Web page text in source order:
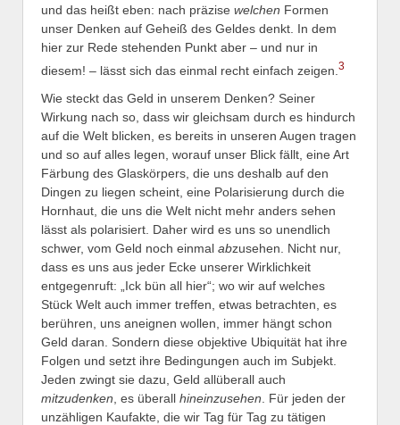
und das heißt eben: nach präzise welchen Formen
unser Denken auf Geheiß des Geldes denkt. In dem
hier zur Rede stehenden Punkt aber – und nur in
diesem! – lässt sich das einmal recht einfach zeigen. 3
Wie steckt das Geld in unserem Denken? Seiner
Wirkung nach so, dass wir gleichsam durch es hindurch
auf die Welt blicken, es bereits in unseren Augen tragen
und so auf alles legen, worauf unser Blick fällt, eine Art
Färbung des Glaskörpers, die uns deshalb auf den
Dingen zu liegen scheint, eine Polarisierung durch die
Hornhaut, die uns die Welt nicht mehr anders sehen
lässt als polarisiert. Daher wird es uns so unendlich
schwer, vom Geld noch einmal abzusehen. Nicht nur,
dass es uns aus jeder Ecke unserer Wirklichkeit
entgegenruft: „Ick bün all hier“; wo wir auf welches
Stück Welt auch immer treffen, etwas betrachten, es
berühren, uns aneignen wollen, immer hängt schon
Geld daran. Sondern diese objektive Ubiquität hat ihre
Folgen und setzt ihre Bedingungen auch im Subjekt.
Jeden zwingt sie dazu, Geld allüberall auch
mitzudenken , es überall hineinzusehen . Für jeden der
unzähligen Kaufakte, die wir Tag für Tag zu tätigen